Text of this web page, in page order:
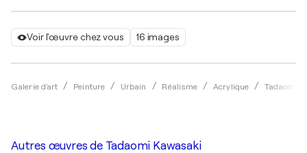
Voir l'œuvre chez vous 16 images
Galerie d'art Peinture Urbain Réalisme Acrylique Tadaomi
Autres œuvres de Tadaomi Kawasaki